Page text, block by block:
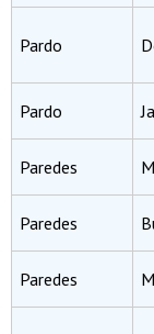
Pardo
Pardo
Paredes
Paredes
Paredes